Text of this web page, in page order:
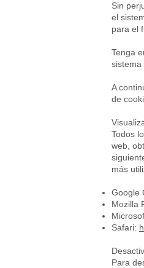
Sin
el
para el
Tenga
sistema
A
de
Todos
web,
más
Google
Mozilla
Safari:
Para